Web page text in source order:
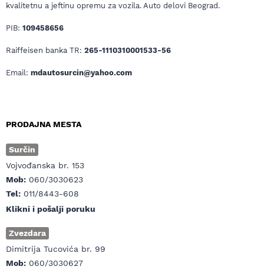
kvalitetnu a jeftinu opremu za vozila. Auto delovi Beograd.
PIB: 109458656
Raiffeisen banka TR: 265-1110310001533-56
Email: mdautosurcin@yahoo.com
PRODAJNA MESTA
Surčin
Vojvođanska br. 153
Mob: 060/3030623
Tel: 011/8443-608
Klikni i pošalji poruku
Zvezdara
Dimitrija Tucovića br. 99
Mob: 060/3030627